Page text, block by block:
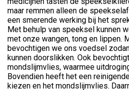
maar remmen alleen de
een smerende werking bij het
Met behulp van speeksel kunnen
met onze wangen, tong en lippen.
bevochtigen we ons voedsel
kunnen doorslikken. Ook
mondslijmvlies, waarmee
Bovendien heeft het een
kiezen en het mondslijmvlies.